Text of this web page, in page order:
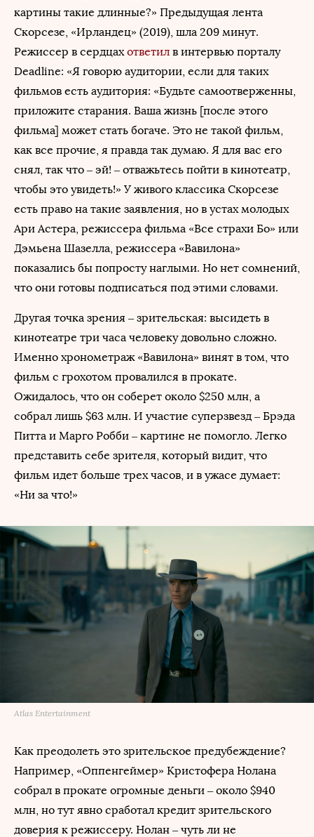
картины такие длинные?» Предыдущая лента
Скорсезе, «Ирландец» (2019), шла 209 минут.
Режиссер в сердцахответил в интервью порталу
Deadline: «Я говорю аудитории, если для таких
фильмов есть аудитория: «Будьте самоотверженны,
приложите старания. Ваша жизнь [после этого
фильма] может стать богаче. Это не такой фильм,
как все прочие, я правда так думаю. Я для вас его
снял, так что – эй! – отважьтесь пойти в кинотеатр,
чтобы это увидеть!» У живого классика Скорсезе
есть право на такие заявления, но в устах молодых
Ари Астера, режиссера фильма «Все страхи Бо» или
Дэмьена Шазелла, режиссера «Вавилона»
показались бы попросту наглыми. Но нет сомнений,
что они готовы подписаться под этими словами.
Другая точка зрения – зрительская: высидеть в
кинотеатре три часа человеку довольно сложно.
Именно хронометраж «Вавилона» винят в том, что
фильм с грохотом провалился в прокате.
Ожидалось, что он соберет около $250 млн, а
собрал лишь $63 млн. И участие суперзвезд – Брэда
Питта и Марго Робби – картине не помогло. Легко
представить себе зрителя, который видит, что
фильм идет больше трех часов, и в ужасе думает:
«Ни за что!»
Atlas Entertainment
Как преодолеть это зрительское предубеждение?
Например, «Оппенгеймер» Кристофера Нолана
собрал в прокате огромные деньги – около $940
млн, но тут явно сработал кредит зрительского
доверия к режиссеру. Нолан – чуть ли не